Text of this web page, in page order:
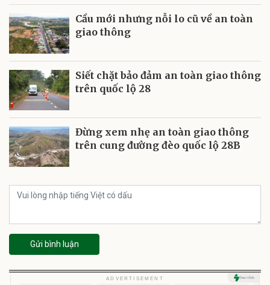
Cầu mới nhưng nỗi lo cũ về an toàn
giao thông
Siết chặt bảo đảm an toàn giao thông
trên quốc lộ 28
Đừng xem nhẹ an toàn giao thông
trên cung đường đèo quốc lộ 28B
Gửi bình luận
ADVERTISEMENT